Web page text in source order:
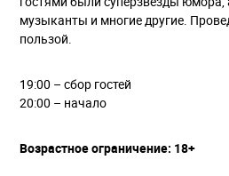
музыканты и многие другие.
пользой.
19:00 – сбор гостей
20:00 – начало
Возрастное ограничение: 18+